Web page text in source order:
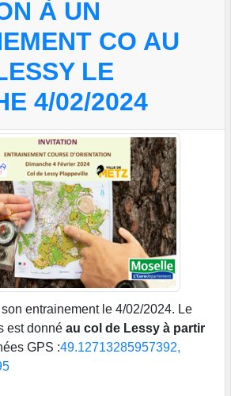
À UN
CO AU
LE
4/02/2024
entrainement le 4/02/2024. Le
est donné au col de Lessy à partir
GPS :49.12713285957392,